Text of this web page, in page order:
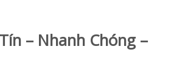
– Nhanh Chóng –